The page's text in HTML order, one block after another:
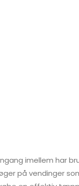
imellem har
på vendinger